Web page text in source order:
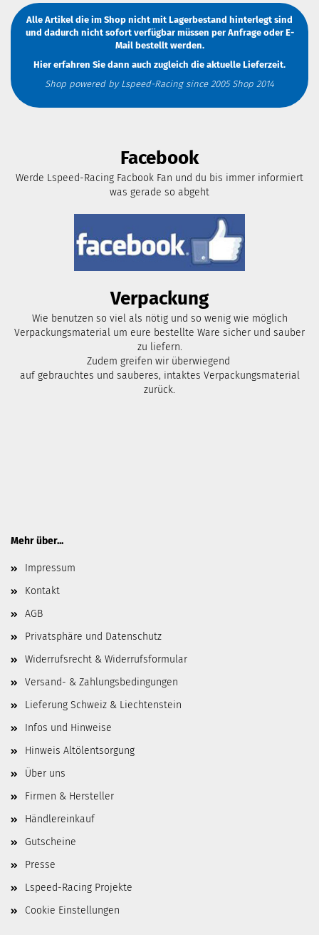
Alle Artikel die im Shop nicht mit Lagerbestand hinterlegt sind
und dadurch nicht sofort verfügbar müssen per AnfrageoderE-
Mailbestellt werden.
Hier erfahren Sie dann auch zugleich die aktuelle Lieferzeit.
Shop powered by Lspeed-Racing since 2005 Shop 2014
Facebook
Werde Lspeed-Racing Facbook Fan und du bis immer informiert
was gerade so abgeht
Verpackung
Wie benutzen so viel als nötig und so wenig wie möglich
Verpackungsmaterial um eure bestellte Ware sicher und sauber
zu liefern.
Zudem greifen wir überwiegend
auf gebrauchtes und sauberes, intaktes Verpackungsmaterial
zurück.
Mehr über...
Impressum
Kontakt
AGB
Privatsphäre und Datenschutz
Widerrufsrecht & Widerrufsformular
Versand- & Zahlungsbedingungen
Lieferung Schweiz & Liechtenstein
Infos und Hinweise
Hinweis Altölentsorgung
Über uns
Firmen & Hersteller
Händlereinkauf
Gutscheine
Presse
Lspeed-Racing Projekte
Cookie Einstellungen